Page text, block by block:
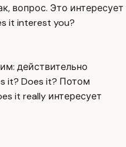
вопрос. Это интересует
it interest you?
действительно
it? Does it? Потом
it really интересует